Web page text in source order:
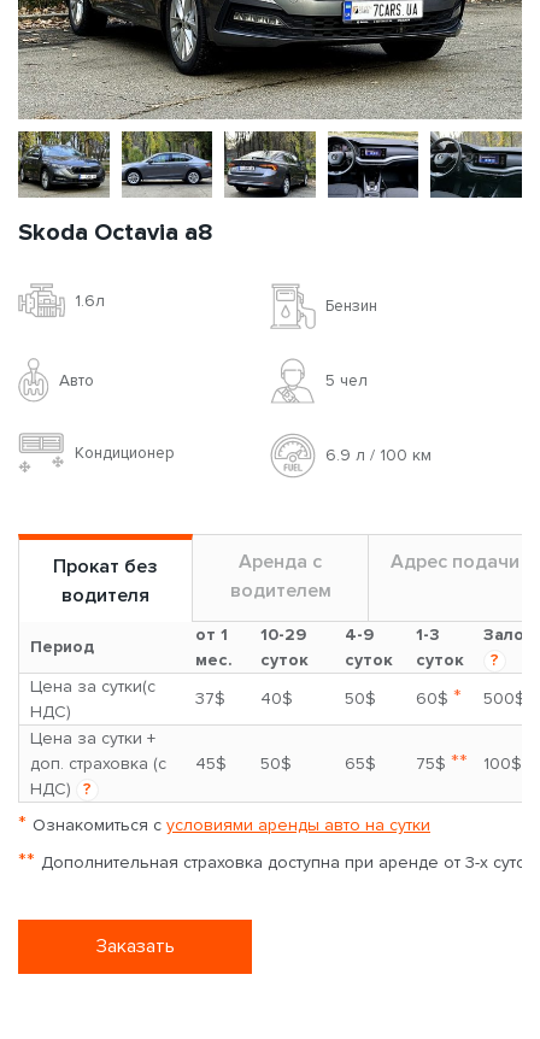
Skoda Octavia a8
1.6л Бензин
Авто 5 чел
Кондиционер 6.9 л / 100 км
Прокат без
водителя
Аренда с
водителем
Адрес подачи
Период
от 1
мес.
10-29
суток
4-9
суток
1-3
суток
Залог
?
Цена за сутки(с
НДС)
37$ 40$ 50$ 60$ *
500$
Цена за сутки +
доп. страховка (с
НДС)
?
45$ 50$ 65$ 75$ ** 100$
* Ознакомиться с условиями аренды авто на сутки
** Дополнительная страховка доступна при аренде от 3-х суток
Заказать